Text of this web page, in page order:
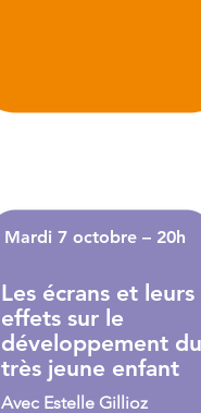
Les écrans et leurs
effets sur le
développement du
très jeune enfant
Avec Estelle Gillioz
Mardi 7 octobre – 20h